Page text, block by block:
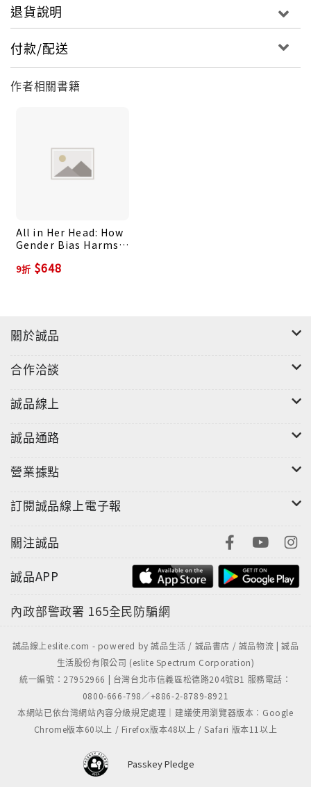
退貨說明
付款/配送
作者相關書籍
All in Her Head: How
Gender Bias Harms
Health
9折 $648
關於誠品
合作洽談
誠品線上
誠品通路
營業據點
訂閱誠品線上電子報
關注誠品
誠品APP
內政部警政署 165全民防騙網
誠品線上eslite.com - powered by 誠品生活 / 誠品書店 / 誠品物流 | 誠品
生活股份有限公司 (eslite Spectrum Corporation)
統一編號：27952966 | 台灣台北市信義區松德路204號B1 服務電話：
0800-666-798／+886-2-8789-8921
本網站已依台灣網站內容分級規定處理｜建議使用瀏覽器版本：Google
Chrome版本60以上 / Firefox版本48以上 / Safari 版本11以上
Passkey Pledge